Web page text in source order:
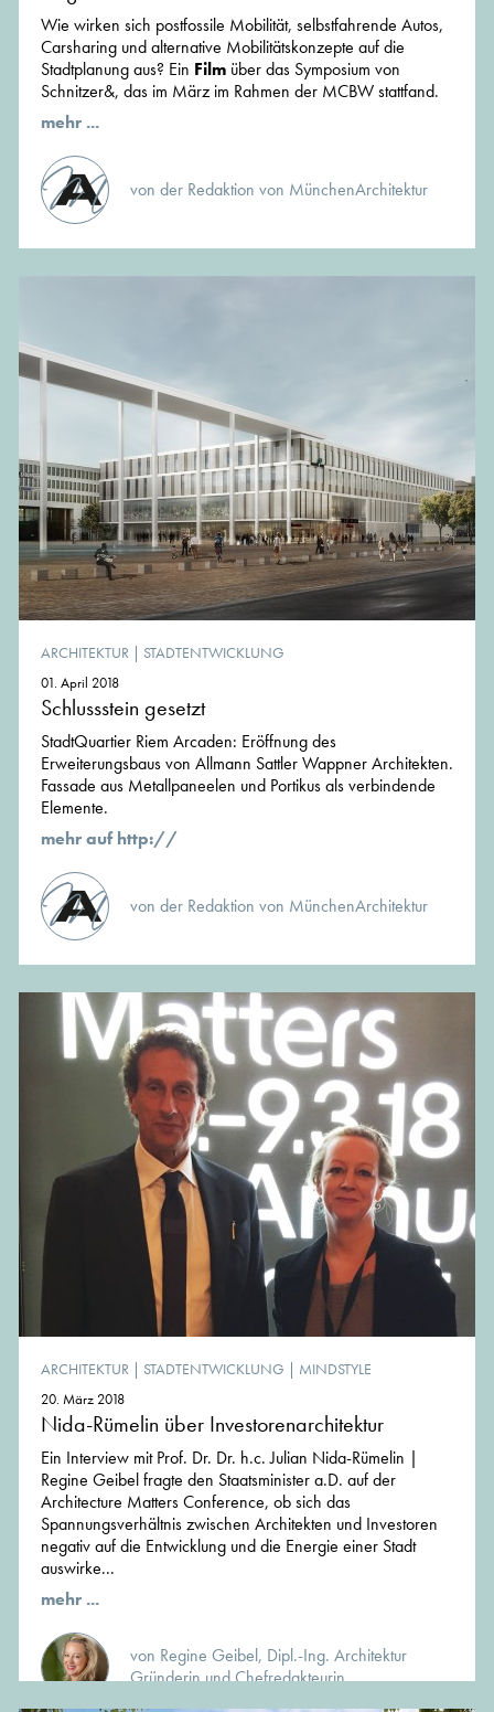
Wie wirken sich postfossile Mobilität, selbstfahrende Autos,
Carsharing und alternative Mobilitätskonzepte auf die
Stadtplanung aus? Ein Film über das Symposium von
Schnitzer&, das im März im Rahmen der MCBW stattfand.
mehr ...
von der Redaktion von MünchenArchitektur
ARCHITEKTUR | STADTENTWICKLUNG
01. April 2018
Schlussstein gesetzt
StadtQuartier Riem Arcaden: Eröffnung des
Erweiterungsbaus von Allmann Sattler Wappner Architekten.
Fassade aus Metallpaneelen und Portikus als verbindende
Elemente.
mehr auf http://
von der Redaktion von MünchenArchitektur
ARCHITEKTUR | STADTENTWICKLUNG | MINDSTYLE
20. März 2018
Nida-Rümelin über Investorenarchitektur
Ein Interview mit Prof. Dr. Dr. h.c. Julian Nida-Rümelin |
Regine Geibel fragte den Staatsminister a.D. auf der
Architecture Matters Conference, ob sich das
Spannungsverhältnis zwischen Architekten und Investoren
negativ auf die Entwicklung und die Energie einer Stadt
auswirke...
mehr ...
von Regine Geibel, Dipl.-Ing. Architektur
Gründerin und Chefredakteurin